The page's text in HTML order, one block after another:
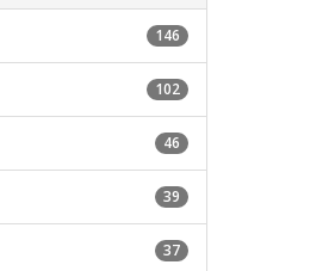
146
102
46
39
37